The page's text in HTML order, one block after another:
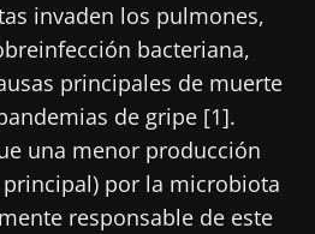
invaden los pulmones,
bacteriana,
principales de muerte
de gripe [1].
una menor producción
principal) por la microbiota
responsable de este